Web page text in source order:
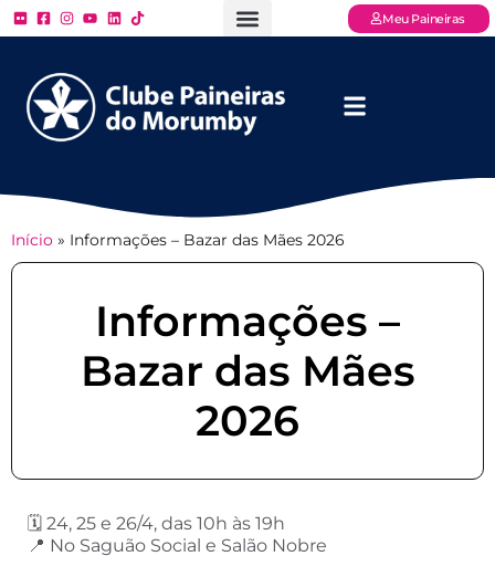
Meu Paineiras
Início » Informações – Bazar das Mães 2026
Informações –
Bazar das Mães
2026
🗓️ 24, 25 e 26/4, das 10h às 19h
📍 No Saguão Social e Salão Nobre